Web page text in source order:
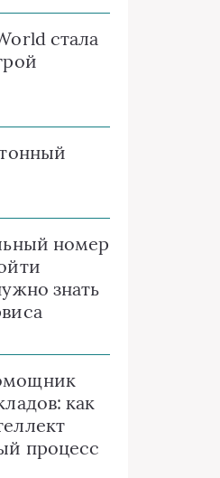
стала
номер
знать
как
процесс